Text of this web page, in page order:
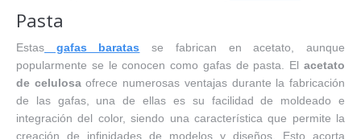
Pasta
Estas gafas baratas se fabrican en acetato, aunque
popularmente se le conocen como gafas de pasta. El acetato
de celulosaofrece numerosas ventajas durante la fabricación
de las gafas, una de ellas es su facilidad de moldeado e
integración del color, siendo una característica que permite la
creación de infinidades de modelos y diseños. Esto acorta